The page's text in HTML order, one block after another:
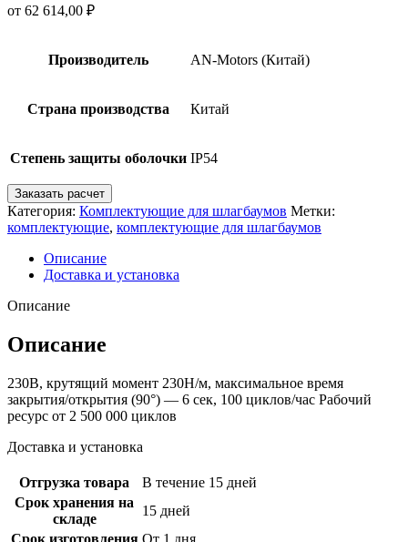
от 62 614,00 ₽
Производитель AN-Motors (Китай)
Страна производства Китай
Степень защиты оболочки IP54
Заказать расчет
Категория: Комплектующие для шлагбаумов Метки:
комплектующие, комплектующие для шлагбаумов
Описание
Доставка и установка
Описание
Описание
230В, крутящий момент 230Н/м, максимальное время
закрытия/открытия (90°) — 6 сек, 100 циклов/час Рабочий
ресурс от 2 500 000 циклов
Доставка и установка
Отгрузка товара
В течение 15 дней
Срок хранения на
складе
15 дней